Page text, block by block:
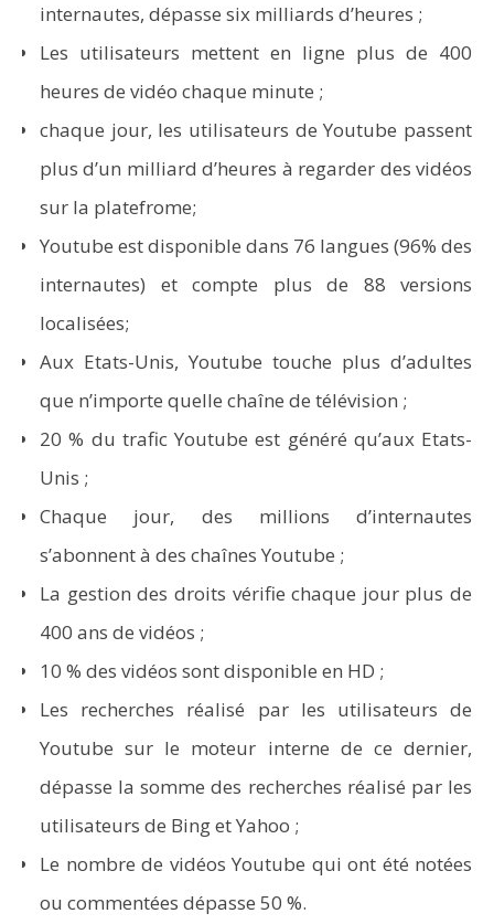
internautes, dépasse six milliards d’heures ;
Les utilisateurs mettent en ligne plus de 400
heures de vidéo chaque minute ;
chaque jour, les utilisateurs de Youtube passent
plus d’un milliard d’heures à regarder des vidéos
sur la platefrome;
Youtube est disponible dans 76 langues (96% des
internautes) et compte plus de 88 versions
localisées;
Aux Etats-Unis, Youtube touche plus d’adultes
que n’importe quelle chaîne de télévision ;
20 % du trafic Youtube est généré qu’aux Etats-
Unis ;
Chaque jour, des millions d’internautes
s’abonnent à des chaînes Youtube ;
La gestion des droits vérifie chaque jour plus de
400 ans de vidéos ;
10 % des vidéos sont disponible en HD ;
Les recherches réalisé par les utilisateurs de
Youtube sur le moteur interne de ce dernier,
dépasse la somme des recherches réalisé par les
utilisateurs de Bing et Yahoo ;
Le nombre de vidéos Youtube qui ont été notées
ou commentées dépasse 50 %.